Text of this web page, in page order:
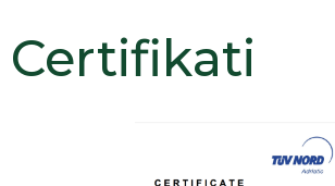
Certifikati